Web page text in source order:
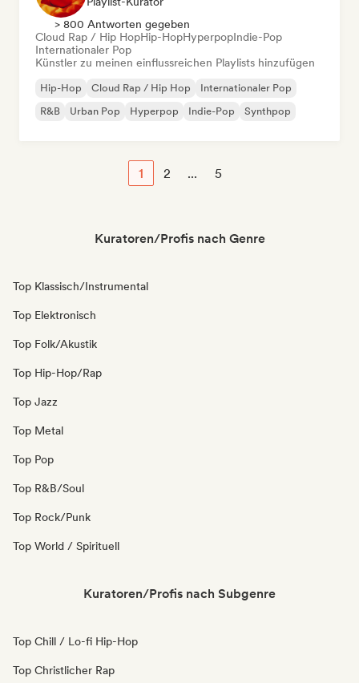
> 800 Antworten gegeben
Cloud Rap / Hip HopHip-HopHyperpopIndie-Pop
Internationaler Pop
Künstler zu meinen einflussreichen Playlists hinzufügen
Hip-Hop Cloud Rap / Hip Hop
Internationaler Pop
R&B
Urban Pop Hyperpop Indie-Pop Synthpop
1 2 ... 5
Kuratoren/Profis nach Genre
Top Klassisch/Instrumental
Top Elektronisch
Top Folk/Akustik
Top Hip-Hop/Rap
Top Jazz
Top Metal
Top Pop
Top R&B/Soul
Top Rock/Punk
Top World / Spirituell
Kuratoren/Profis nach Subgenre
Top Chill / Lo-fi Hip-Hop
Top Christlicher Rap